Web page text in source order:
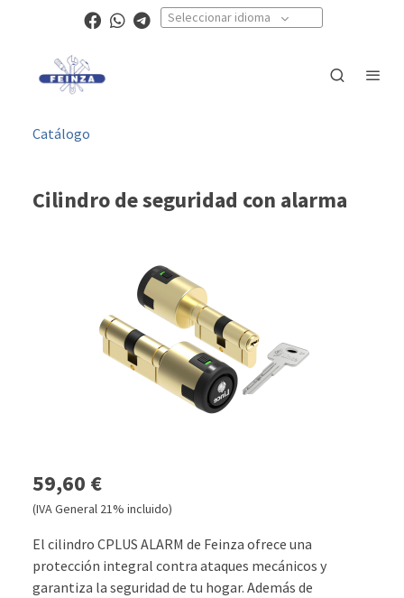
Seleccionar idioma
Catálogo
Cilindro de seguridad con alarma
59,60 €
(IVA General 21% incluido)
El cilindro CPLUS ALARM de Feinza ofrece una
protección integral contra ataques mecánicos y
garantiza la seguridad de tu hogar. Además de